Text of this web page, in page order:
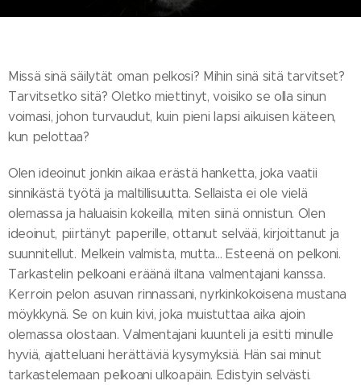
Missä sinä säilytät oman pelkosi? Mihin sinä sitä tarvitset?
Tarvitsetko sitä? Oletko miettinyt, voisiko se olla sinun
voimasi, johon turvaudut, kuin pieni lapsi aikuisen käteen,
kun pelottaa?
Olen ideoinut jonkin aikaa erästä hanketta, joka vaatii
sinnikästä työtä ja maltillisuutta. Sellaista ei ole vielä
olemassa ja haluaisin kokeilla, miten siinä onnistun. Olen
ideoinut, piirtänyt paperille, ottanut selvää, kirjoittanut ja
suunnitellut. Melkein valmista, mutta... Esteenä on pelkoni.
Tarkastelin pelkoani eräänä iltana valmentajani kanssa.
Kerroin pelon asuvan rinnassani, nyrkinkokoisena mustana
möykkynä. Se on kuin kivi, joka muistuttaa aika ajoin
olemassa olostaan. Valmentajani kuunteli ja esitti minulle
hyviä, ajatteluani herättäviä kysymyksiä. Hän sai minut
tarkastelemaan pelkoani ulkoapäin. Edistyin selvästi.